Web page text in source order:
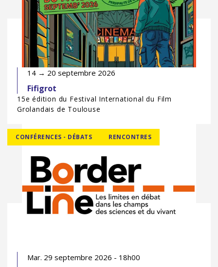
Fifigrot
14 → 20 septembre 2026
15e édition du Festival International du Film
Grolandais de Toulouse
Mar. 29 septembre 2026 - 18h00
CONFÉRENCES - DÉBATS RENCONTRES